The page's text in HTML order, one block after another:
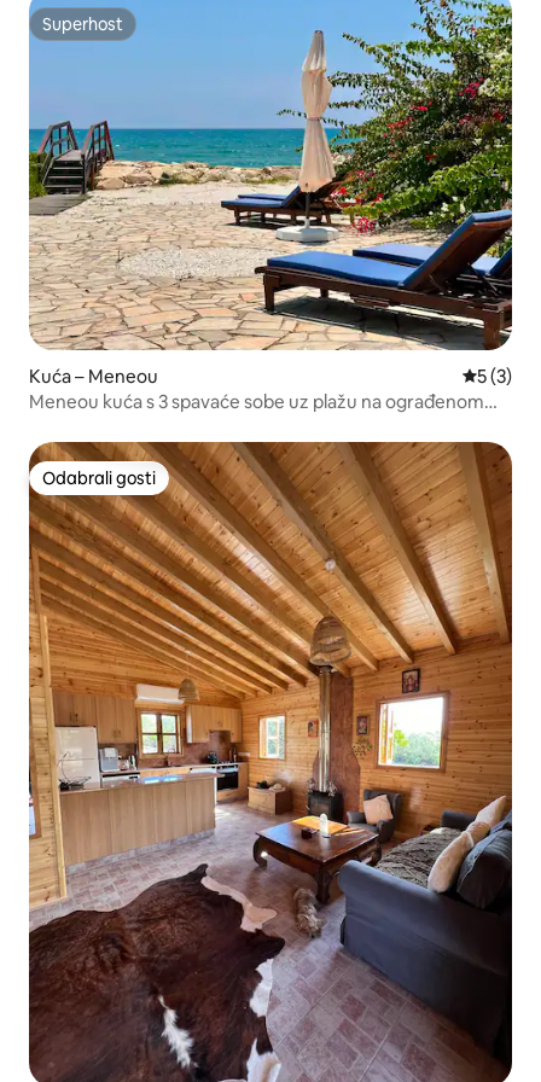
Superhost
Superhost
Kuća – Meneou
5 (3)
Meneou kuća s 3 spavaće sobe uz plažu na ograđenom
Odabrali gosti
Odabrali gosti